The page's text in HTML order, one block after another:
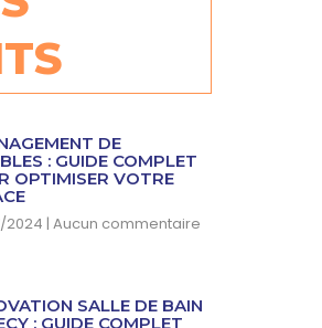
DE
: GUIDE COMPLET
OPTIMISER VOTRE
2024 Aucun commentaire
SALLE DE BAIN
: GUIDE COMPLET